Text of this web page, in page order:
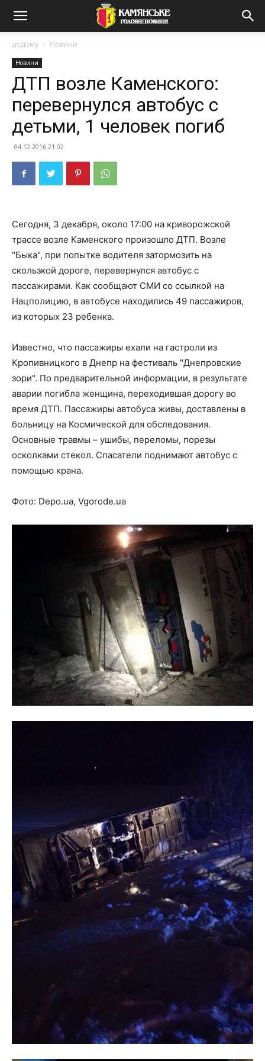
додому Новини
Новини
ДТП возле Каменского:
перевернулся автобус с
детьми, 1 человек погиб
04.12.2016 21:02
Сегодня, 3 декабря, около 17:00 на криворожской
трассе возле Каменского произошло ДТП. Возле
"Быка", при попытке водителя затормозить на
скользкой дороге, перевернулся автобус с
пассажирами. Как сообщают СМИ со ссылкой на
Нацполицию, в автобусе находились 49 пассажиров,
из которых 23 ребенка.
Известно, что пассажиры ехали на гастроли из
Кропивницкого в Днепр на фестиваль "Днепровские
зори". По предварительной информации, в результате
аварии погибла женщина, переходившая дорогу во
время ДТП. Пассажиры автобуса живы, доставлены в
больницу на Космической для обследования.
Основные травмы – ушибы, переломы, порезы
осколками стекол. Спасатели поднимают автобус с
помощью крана.
Фото: Depo.ua, Vgorode.ua